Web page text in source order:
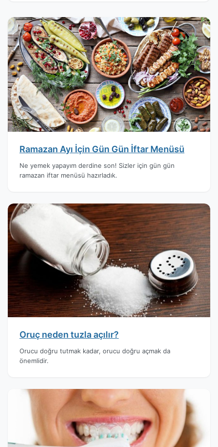
Ramazan Ayı İçin Gün Gün İftar Menüsü
Ne yemek yapayım derdine son! Sizler için gün gün
ramazan iftar menüsü hazırladık.
Oruç neden tuzla açılır?
Orucu doğru tutmak kadar, orucu doğru açmak da
önemlidir.